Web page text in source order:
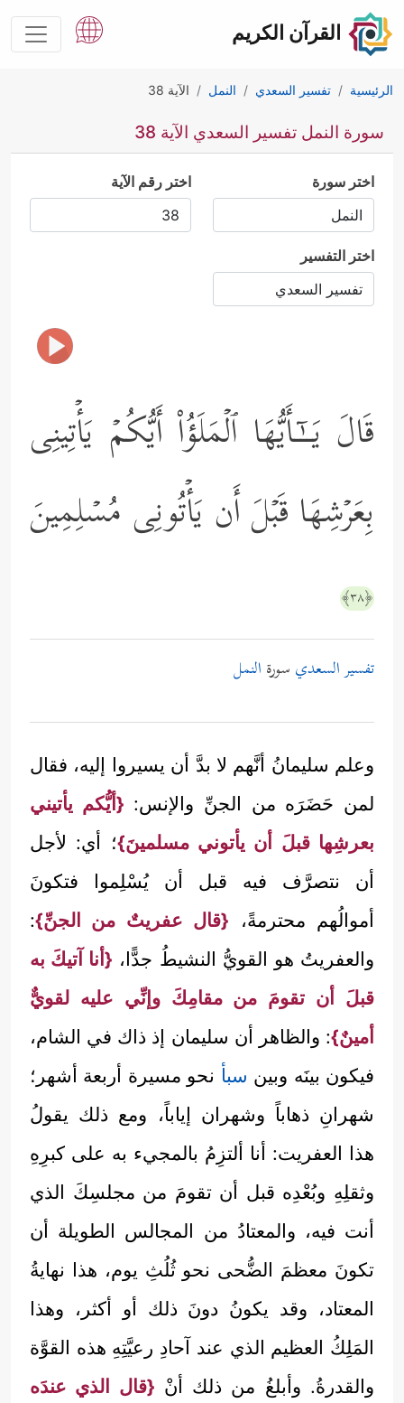
القرآن الكريم
الرئيسية تفسير السعدي النمل الآية 38
سورة النمل تفسير السعدي الآية 38
اختر سورة اختر رقم الآية
اختر التفسير
قَالَ یَــٰۤـأَیُّهَا ٱلۡمَلَؤُاْ أَیُّكُمۡ یَأۡتِینِی
بِعَرۡشِهَا قَبۡلَ أَن یَأۡتُونِی مُسۡلِمِینَ
﴿٣٨﴾
تفسير السعدي سورة النمل
وعلم سليمانُ أنَّهم لا بدَّ أن يسيروا إليه، فقال
لمن حَضَرَه من الجنِّ والإنس: {أيُّكم يأتيني
بعرشِها قبلَ أن يأتوني مسلمينَ}؛ أي: لأجل
أن نتصرَّف فيه قبل أن يُسْلِموا فتكونَ
أموالُهم محترمةً، {قال عفريتٌ من الجنِّ}:
والعفريتُ هو القويُّ النشيطُ جدًّا، {أنا آتيكَ به
قبلَ أن تقومَ من مقامِكَ وإنِّي عليه لقويٌّ
أمينٌ}: والظاهر أن سليمان إذ ذاك في الشام،
فيكون بينَه وبين سبأ نحو مسيرة أربعة أشهر؛
شهرانِ ذهاباً وشهران إياباً، ومع ذلك يقولُ
هذا العفريت: أنا ألتزِمُ بالمجيء به على كبرِهِ
وثقلِهِ وبُعْدِه قبل أن تقومَ من مجلسِكَ الذي
أنت فيه، والمعتادُ من المجالس الطويلة أن
تكونَ معظمَ الضُّحى نحو ثُلُثِ يوم، هذا نهايةُ
المعتاد، وقد يكونُ دونَ ذلك أو أكثر، وهذا
المَلِكُ العظيم الذي عند آحادِ رعيَّتِهِ هذه القوَّة
والقدرةُ. وأبلغُ من ذلك أنْ {قال الذي عندَه